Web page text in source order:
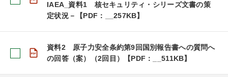
IAEA_資料1 核セキュリティ・シリーズ文書の策
定状況－【PDF：__257KB】
資料2 原子力安全条約第9回国別報告書への質問へ
の回答（案）（2回目）【PDF：__511KB】